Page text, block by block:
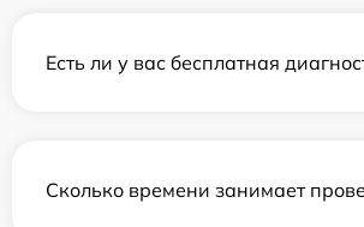
Есть ли у вас бесплатная
Сколько времени занимает